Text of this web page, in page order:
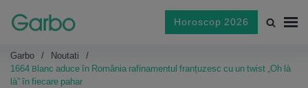
Horoscop 2026
Garbo
Noutati
1664 Blanc aduce în România rafinamentul franțuzesc cu un twist „Oh là
là” în fiecare pahar